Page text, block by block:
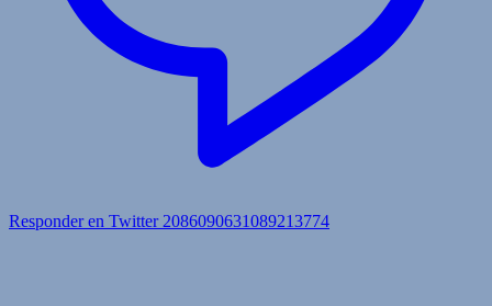
Responder en Twitter 2086090631089213774